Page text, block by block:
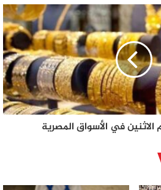
في الأسواق المصرية